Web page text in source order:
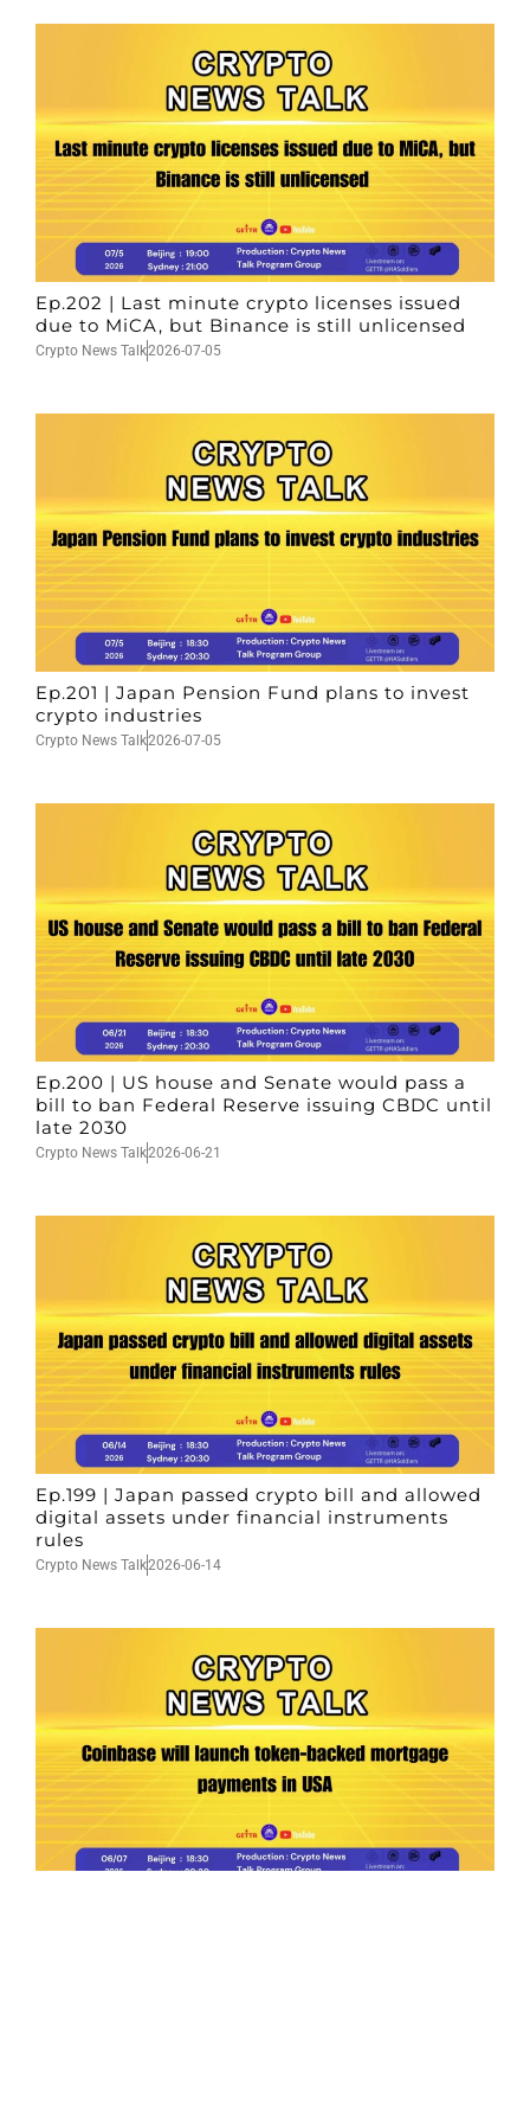
Ep.202 | Last minute crypto licenses issued
due to MiCA, but Binance is still unlicensed
Crypto News Talk2026-07-05
Ep.201 | Japan Pension Fund plans to invest
crypto industries
Crypto News Talk2026-07-05
Ep.200 | US house and Senate would pass a
bill to ban Federal Reserve issuing CBDC until
late 2030
Crypto News Talk2026-06-21
Ep.199 | Japan passed crypto bill and allowed
digital assets under financial instruments
rules
Crypto News Talk2026-06-14